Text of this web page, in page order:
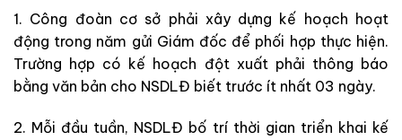
1. Công đoàn cơ sở phải xây dựng kế hoạch hoạt
động trong năm gửi Giám đốc để phối hợp thực hiện.
Trường hợp có kế hoạch đột xuất phải thông báo
bằng văn bản cho NSDLĐ biết trước ít nhất 03 ngày.
2. Mỗi đầu tuần, NSDLĐ bố trí thời gian triển khai kế